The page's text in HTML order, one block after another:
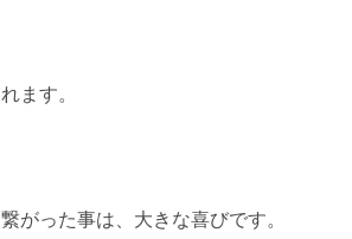
ます。
がった事は、大きな喜びです。